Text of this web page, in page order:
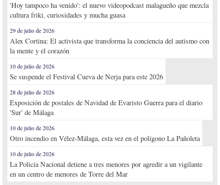
'Hoy tampoco ha venido': el nuevo videopodcast malagueño que mezcla
cultura friki, curiosidades y mucha guasa
29 de julio de 2026
Alex Cortina: El activista que transforma la conciencia del autismo con
la mente y el corazón
10 de julio de 2026
Se suspende el Festival Cueva de Nerja para este 2026
28 de julio de 2026
Exposición de postales de Navidad de Evaristo Guerra para el diario
'Sur' de Málaga
10 de julio de 2026
Otro incendio en Vélez-Málaga, esta vez en el polígono La Pañoleta
10 de julio de 2026
La Policía Nacional detiene a tres menores por agredir a un vigilante
en un centro de menores de Torre del Mar